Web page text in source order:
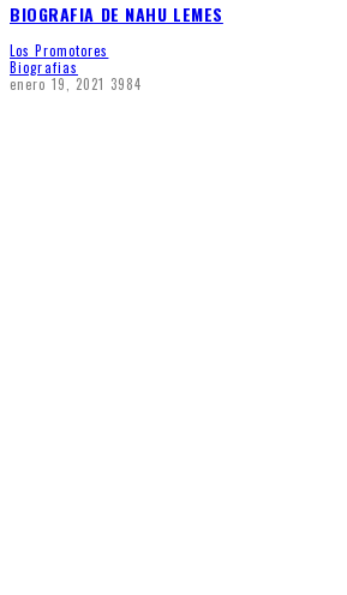
BIOGRAFIA DE NAHU LEMES
Los Promotores
Biografias
enero 19, 2021 3984